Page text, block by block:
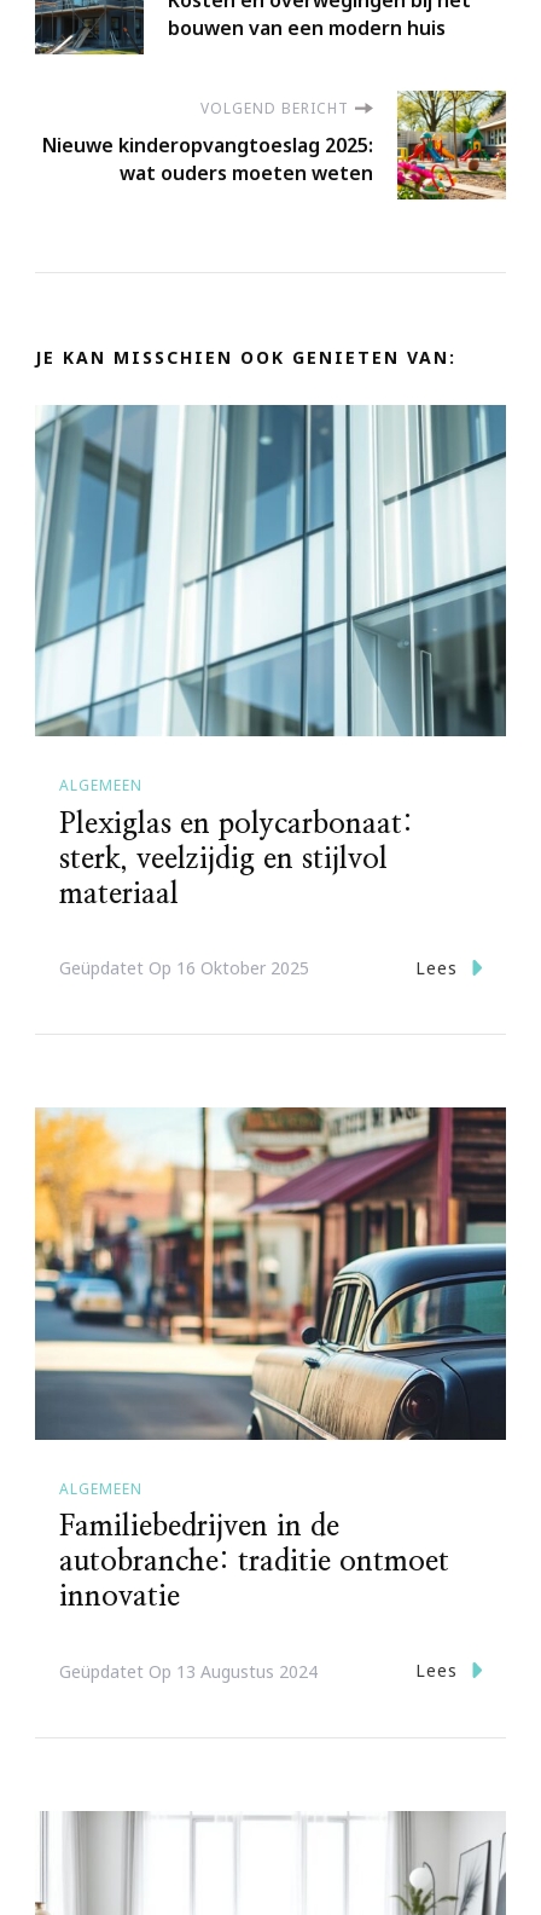
bouwen van een modern huis
VOLGEND BERICHT
Nieuwe kinderopvangtoeslag 2025:
wat ouders moeten weten
JE KAN MISSCHIEN OOK GENIETEN VAN:
ALGEMEEN
Plexiglas en polycarbonaat:
sterk, veelzijdig en stijlvol
materiaal
Geüpdatet Op 16 Oktober 2025 Lees
ALGEMEEN
Familiebedrijven in de
autobranche: traditie ontmoet
innovatie
Geüpdatet Op 13 Augustus 2024 Lees